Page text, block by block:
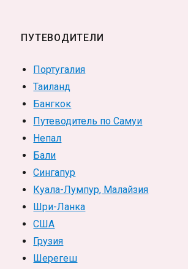
ПУТЕВОДИТЕЛИ
Португалия
Таиланд
Бангкок
Путеводитель по Самуи
Непал
Бали
Сингапур
Куала-Лумпур, Малайзия
Шри-Ланка
США
Грузия
Шерегеш